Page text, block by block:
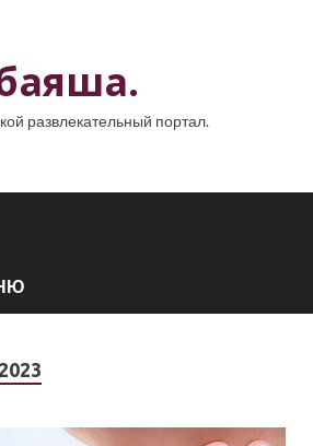
развлекательный портал.